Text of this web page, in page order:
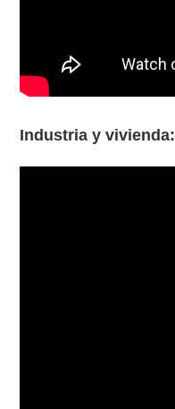
Industria y vivienda: